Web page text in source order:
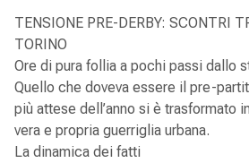
TENSIONE PRE-DERBY: SCONTRI
TORINO
Ore di pura follia a pochi passi dallo
Quello che doveva essere il pre-
più attese dell’anno si è trasformato
vera e propria guerriglia urbana.
La dinamica dei fatti